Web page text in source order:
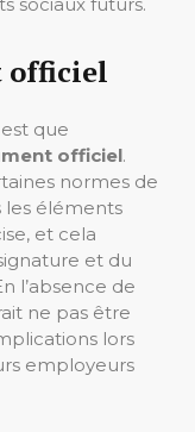
officiel
que
officiel.
normes de
les éléments
et cela
et du
l’absence de
ne pas être
lors
employeurs